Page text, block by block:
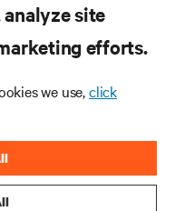
報をお
関する最新情
ます。ぜひ
い。
site
efforts.
we use,click